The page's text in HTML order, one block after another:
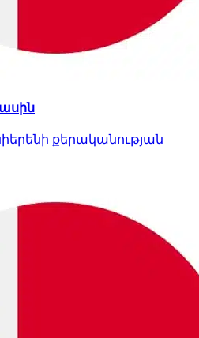
քերականության